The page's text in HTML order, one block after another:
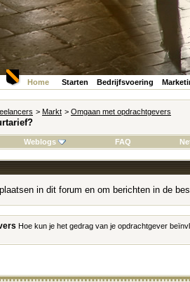
Home Starten Bedrijfsvoering
> Markt > Omgaan met opdrachtgevers
Weblogs FAQ
in dit forum en om berichten in de
Hoe kun je het gedrag van je opdrachtgever